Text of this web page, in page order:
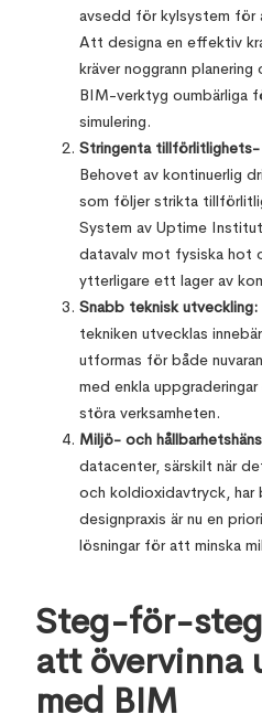
avsedd för kylsystem för
Att designa en effektiv
kräver noggrann
BIM-verktyg oumbärliga
simulering.
Stringenta
Behovet av kontinuerlig
som följer strikta
System av Uptime
datavalv mot fysiska hot
ytterligare ett lager av
Snabb teknisk utveckling:
tekniken utvecklas
utformas för både
med enkla
störa verksamheten.
Miljö- och
datacenter, särskilt när
och koldioxidavtryck, har
designpraxis är nu en
lösningar för att minska
Steg-för-
att övervinna
med BIM